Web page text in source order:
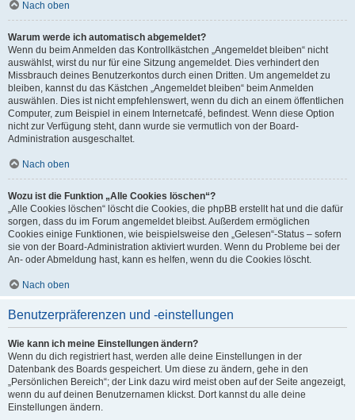
Nach oben
Warum werde ich automatisch abgemeldet?
Wenn du beim Anmelden das Kontrollkästchen „Angemeldet bleiben“ nicht
auswählst, wirst du nur für eine Sitzung angemeldet. Dies verhindert den
Missbrauch deines Benutzerkontos durch einen Dritten. Um angemeldet zu
bleiben, kannst du das Kästchen „Angemeldet bleiben“ beim Anmelden
auswählen. Dies ist nicht empfehlenswert, wenn du dich an einem öffentlichen
Computer, zum Beispiel in einem Internetcafé, befindest. Wenn diese Option
nicht zur Verfügung steht, dann wurde sie vermutlich von der Board-
Administration ausgeschaltet.
Nach oben
Wozu ist die Funktion „Alle Cookies löschen“?
„Alle Cookies löschen“ löscht die Cookies, die phpBB erstellt hat und die dafür
sorgen, dass du im Forum angemeldet bleibst. Außerdem ermöglichen
Cookies einige Funktionen, wie beispielsweise den „Gelesen“-Status – sofern
sie von der Board-Administration aktiviert wurden. Wenn du Probleme bei der
An- oder Abmeldung hast, kann es helfen, wenn du die Cookies löscht.
Nach oben
Benutzerpräferenzen und -einstellungen
Wie kann ich meine Einstellungen ändern?
Wenn du dich registriert hast, werden alle deine Einstellungen in der
Datenbank des Boards gespeichert. Um diese zu ändern, gehe in den
„Persönlichen Bereich“; der Link dazu wird meist oben auf der Seite angezeigt,
wenn du auf deinen Benutzernamen klickst. Dort kannst du alle deine
Einstellungen ändern.